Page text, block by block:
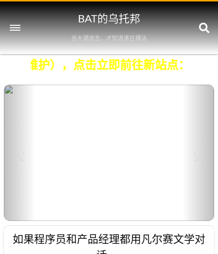
BAT的乌托邦
当大潮退去，才知道谁在裸泳
不再维护），点击立即前往新站点：
如果程序员和产品经理都用凡尔赛文学对